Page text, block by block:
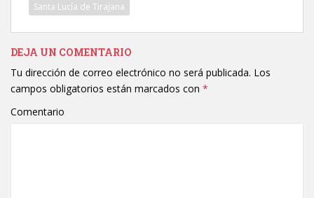
Santa Lucía de Tirajana
DEJA UN COMENTARIO
Tu dirección de correo electrónico no será publicada. Los
campos obligatorios están marcados con *
Comentario